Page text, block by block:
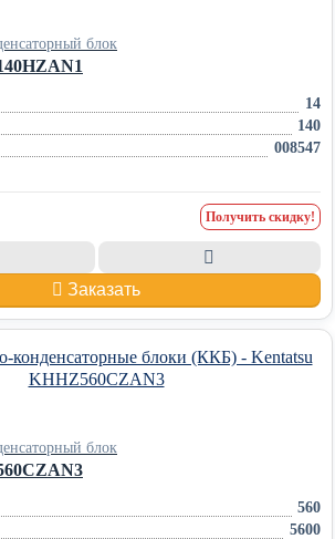
блок
14
140
008547
Получить скидку!
Заказать
блок
560
5600